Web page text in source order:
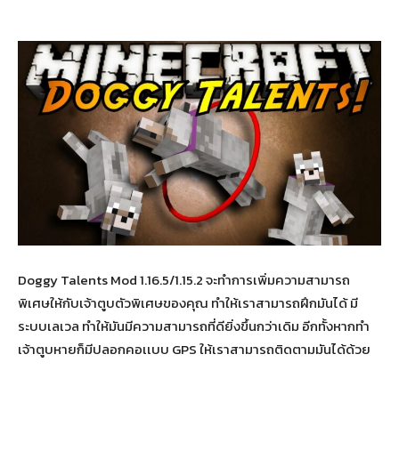
Doggy Talents Mod 1.16.5/1.15.2 จะทำการเพิ่มความสามารถ
พิเศษให้กับเจ้าตูบตัวพิเศษของคุณ ทำให้เราสามารถฝึกมันได้ มี
ระบบเลเวล ทำให้มันมีความสามารถที่ดียิ่งขึ้นกว่าเดิม อีกทั้งหากทำ
เจ้าตูบหายก็มีปลอกคอเเบบ GPS ให้เราสามารถติดตามมันได้ด้วย